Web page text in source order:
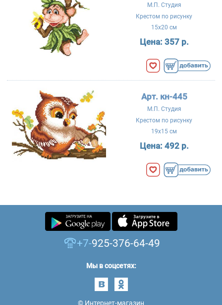
М.П. Студия
Крестом по рисунку
15x20 см
Цена: 357 р.
Арт. кн-445
М.П. Студия
Крестом по рисунку
19x15 см
Цена: 492 р.
+7-925-376-64-49
Мы в соцсетях:
© Интернет-магазин